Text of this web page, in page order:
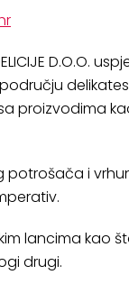
D.O.O.
proizvodima
potrošača i
lancima kao
drugi.